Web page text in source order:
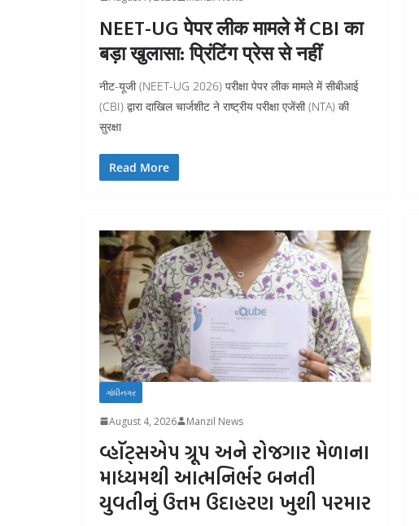
NEET-UG पेपर लीक मामले में CBI का
बड़ा खुलासा: प्रिंटिंग प्रेस से नहीं
नीट-यूजी (NEET-UG 2026) परीक्षा पेपर लीक मामले में सीबीआई
(CBI) द्वारा दाखिल चार्जशीट ने राष्ट्रीय परीक्षा एजेंसी (NTA) की
सुरक्षा
Read More
ગાંધીનગર
August 4, 2026 Manzil News
વ્હૉટ્સએપ ગ્રૂપ અને રોજગાર મેળાના
માધ્યમથી આત્મનિર્ભર બનતી
યુવતીનું ઉત્તમ ઉદાહરણ ખુશી પરમાર